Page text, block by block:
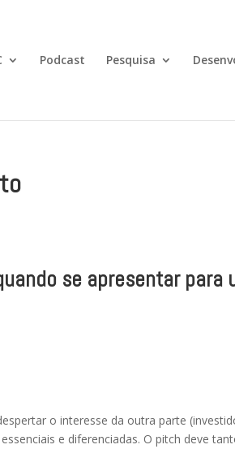
Podcast Pesquisa
se apresentar para
o interesse da outra parte
e diferenciadas. O pitch deve